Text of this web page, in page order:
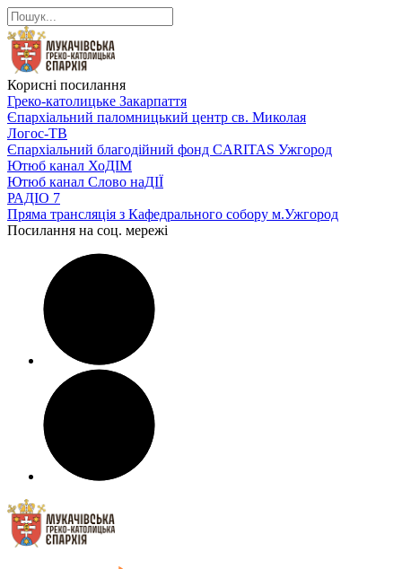
Корисні посилання
Греко-католицьке Закарпаття
Єпархіальний паломницький центр св. Миколая
Логос-ТВ
Єпархіальний благодійний фонд CARITAS Ужгород
Ютюб канал ХоДІМ
Ютюб канал Слово наДІЇ
РАДІО 7
Пряма трансляція з Кафедрального собору м.Ужгород
Посилання на соц. мережі